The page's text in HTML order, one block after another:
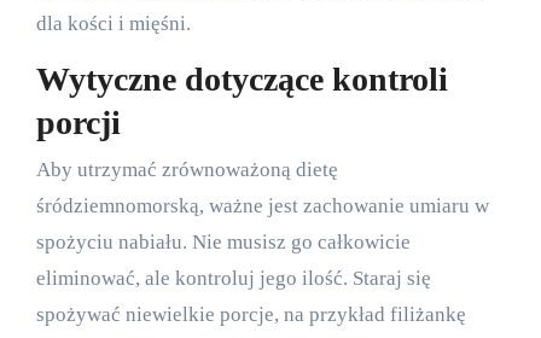
dla kości i mięśni.
Wytyczne dotyczące kontroli
porcji
Aby utrzymać zrównoważoną dietę
śródziemnomorską, ważne jest zachowanie umiaru w
spożyciu nabiału. Nie musisz go całkowicie
eliminować, ale kontroluj jego ilość. Staraj się
spożywać niewielkie porcje, na przykład filiżankę